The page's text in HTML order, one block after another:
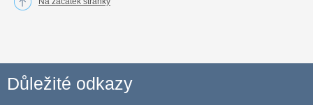
Důležité odkazy